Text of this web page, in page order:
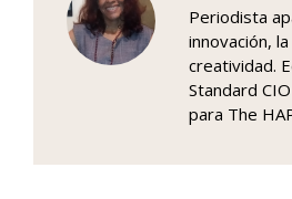
Periodista
innovación,
creatividad.
Standard
para The